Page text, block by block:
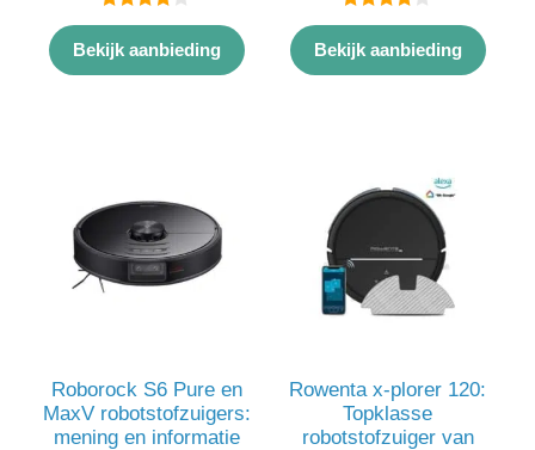
4.00
van 5
Bekijk aanbieding
4.00
van 5
Bekijk aanbieding
Roborock S6 Pure en
MaxV robotstofzuigers:
mening en informatie
Rowenta x-plorer 120:
Topklasse
robotstofzuiger van